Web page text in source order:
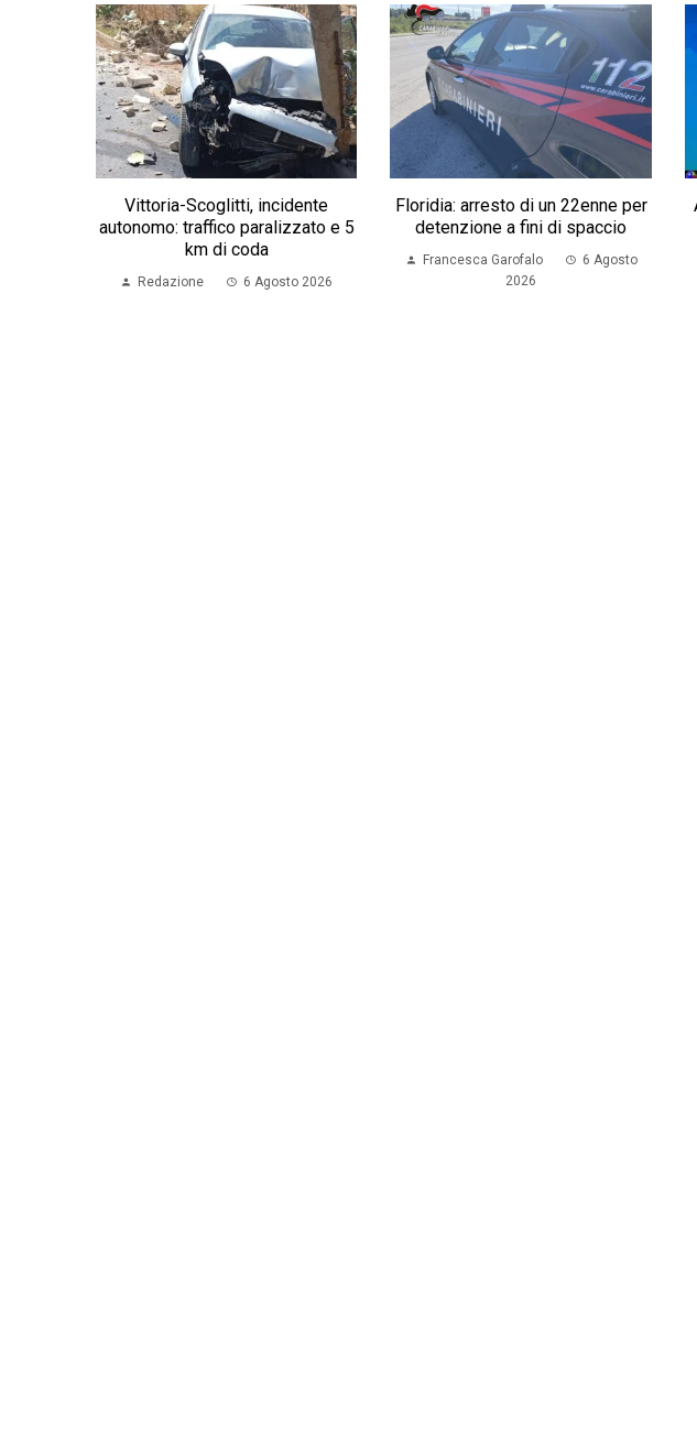
Vittoria-Scoglitti, incidente
autonomo: traffico paralizzato e 5
km di coda
Redazione 6 Agosto 2026
Floridia: arresto di un 22enne per
detenzione a fini di spaccio
Francesca Garofalo
6 Agosto
2026